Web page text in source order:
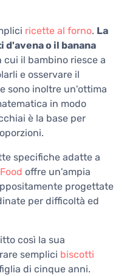
ricette al forno. La
d'avena o il banana
il bambino riesce a
e osservare il
sono inoltre un'ottima
in modo
è la base per
specifiche adatte a
offre un'ampia
progettate
per difficoltà ed
così la sua
semplici biscotti
di cinque anni.